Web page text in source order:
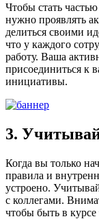
Чтобы стать
нужно проявлять
делиться своими
что у каждого
работу. Ваша
присоединиться к
инициативы.
3.
Когда вы только
правила и
устроено.
с коллегами.
чтобы быть в